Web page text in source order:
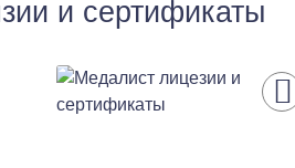
и сертификаты